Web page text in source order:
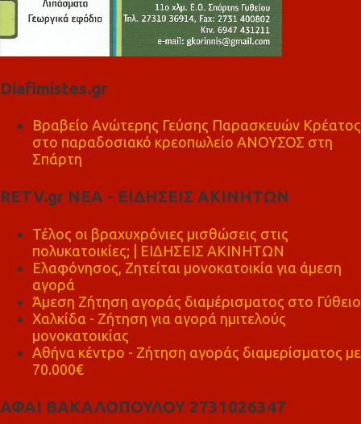
Diafimistes.gr
Βραβείο Ανώτερης Γεύσης Παρασκευών Κρέατος
στο παραδοσιακό κρεοπωλείο ΑΝΟΥΣΟΣ στη
Σπάρτη
RETV.gr ΝΕΑ - ΕΙΔΗΣΕΙΣ ΑΚΙΝΗΤΩΝ
Τέλος οι βραχυχρόνιες μισθώσεις στις
πολυκατοικίες; | ΕΙΔΗΣΕΙΣ ΑΚΙΝΗΤΩΝ
Ελαφόνησος, Ζητείται μονοκατοικία για άμεση
αγορά
Άμεση Ζήτηση αγοράς διαμέρισματος στο Γύθειο
Χαλκίδα - Ζήτηση για αγορά ημιτελούς
μονοκατοικίας
Αθήνα κέντρο - Ζήτηση αγοράς διαμερίσματος με
70.000€
ΑΦΑΙ ΒΑΚΑΛΟΠΟΥΛΟΥ 2731026347